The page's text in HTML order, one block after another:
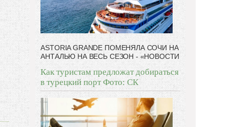
ASTORIA GRANDE ПОМЕНЯЛА СОЧИ НА
АНТАЛЬЮ НА ВЕСЬ СЕЗОН - «НОВОСТИ
Как туристам предложат добираться
в турецкий порт Фото: СК